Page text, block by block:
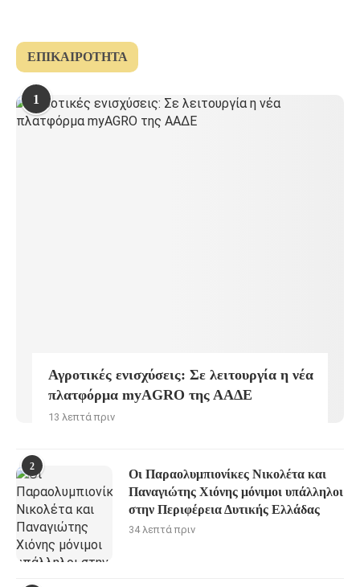
ΕΠΙΚΑΙΡΌΤΗΤΑ
1
Αγροτικές ενισχύσεις: Σε λειτουργία η νέα
πλατφόρμα myAGRO της ΑΑΔΕ
13 λεπτά πριν
2
Οι Παραολυμπιονίκες Νικολέτα και
Παναγιώτης Χιόνης μόνιμοι υπάλληλοι
στην Περιφέρεια Δυτικής Ελλάδας
34 λεπτά πριν